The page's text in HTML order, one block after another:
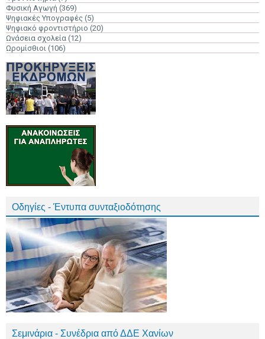
Φυσική Αγωγή (369)
Ψηφιακές Υπογραφές (5)
Ψηφιακό φροντιστήριο (20)
Ωνάσεια σχολεία (12)
Ωρομίσθιοι (106)
Οδηγίες - Έντυπα συνταξιοδότησης
Σεμινάρια - Συνέδρια από ΔΔΕ Χανίων